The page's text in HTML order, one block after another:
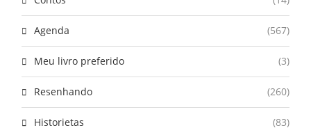
Agenda (567)
Meu livro preferido (3)
Resenhando (260)
Historietas (83)